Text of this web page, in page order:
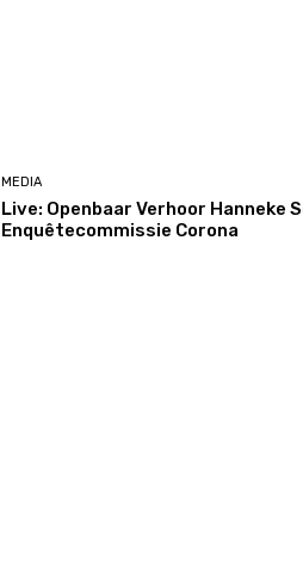
MEDIA
Live: Openbaar Verhoor Hanneke
Enquêtecommissie Corona